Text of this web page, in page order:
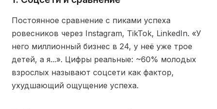
Постоянное сравнение с пиками успеха
ровесников через Instagram, TikTok, LinkedIn. «У
него миллионный бизнес в 24, у неё уже трое
детей, а я...». Цифры реальные: ~60% молодых
взрослых называют соцсети как фактор,
ухудшающий ощущение успеха.